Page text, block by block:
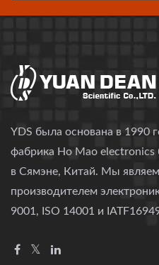
YDS была основана в 1990
фабрика Ho Mao electronics
в Сямэне, Китай. Мы
производителем
9001, ISO 14001 и